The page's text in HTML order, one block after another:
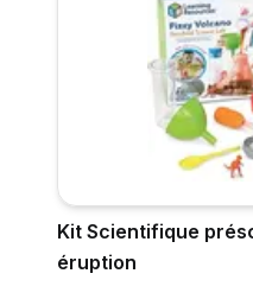
Kit Scientifique
éruption